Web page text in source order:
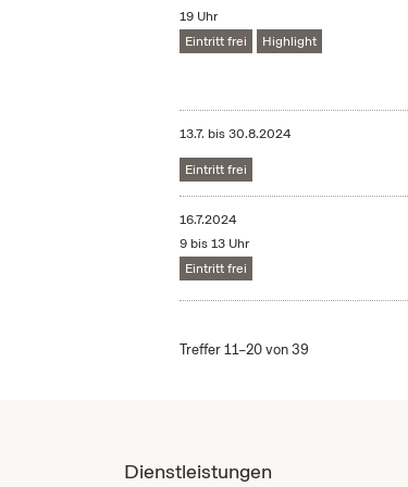
19 Uhr
Eintritt frei
Highlight
13.7. bis30.8.2024
Eintritt frei
16.7.2024
9 bis 13 Uhr
Eintritt frei
Treffer 11–20 von 39
Dienstleistungen